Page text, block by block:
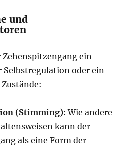
und
ein
Selbstregulation oder ein
(Stimming):Wie andere
kann der
als eine Form der